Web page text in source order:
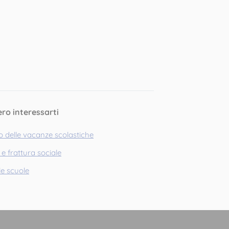
interessarti
delle vacanze scolastiche
e frattura sociale
scuole